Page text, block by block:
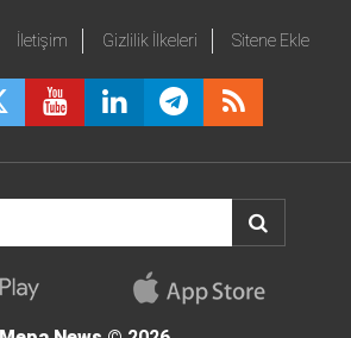
İletişim Gizlilik İlkeleri Sitene Ekle